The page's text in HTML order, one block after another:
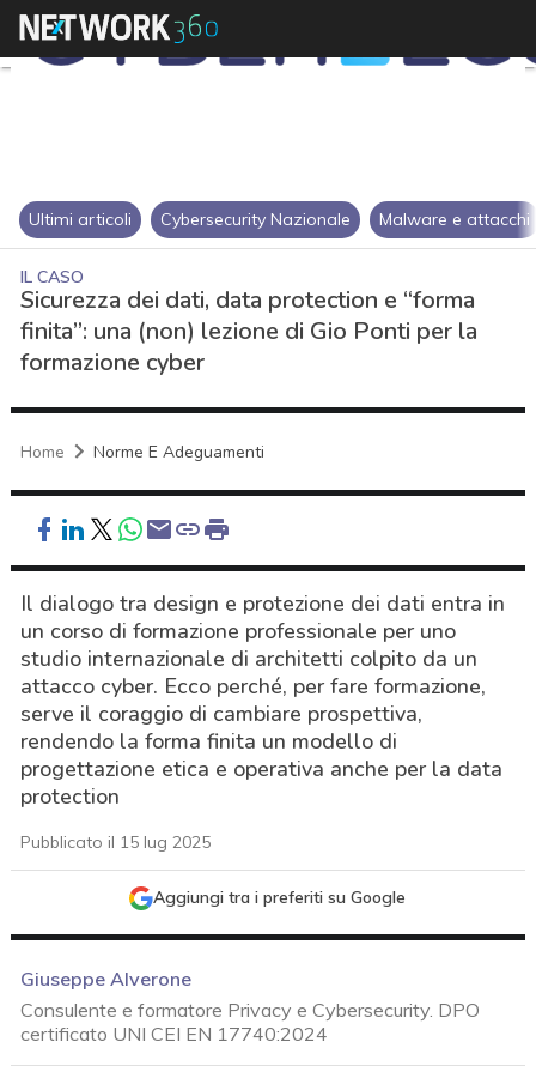
Ultimi articoli Cybersecurity Nazionale Malware e attacchi
IL CASO
Sicurezza dei dati, data protection e “forma
finita”: una (non) lezione di Gio Ponti per la
formazione cyber
Home Norme E Adeguamenti
Il dialogo tra design e protezione dei dati entra in
un corso di formazione professionale per uno
studio internazionale di architetti colpito da un
attacco cyber. Ecco perché, per fare formazione,
serve il coraggio di cambiare prospettiva,
rendendo la forma finita un modello di
progettazione etica e operativa anche per la data
protection
Pubblicato il 15 lug 2025
Aggiungi tra i preferiti su Google
Giuseppe Alverone
Consulente e formatore Privacy e Cybersecurity. DPO
certificato UNI CEI EN 17740:2024